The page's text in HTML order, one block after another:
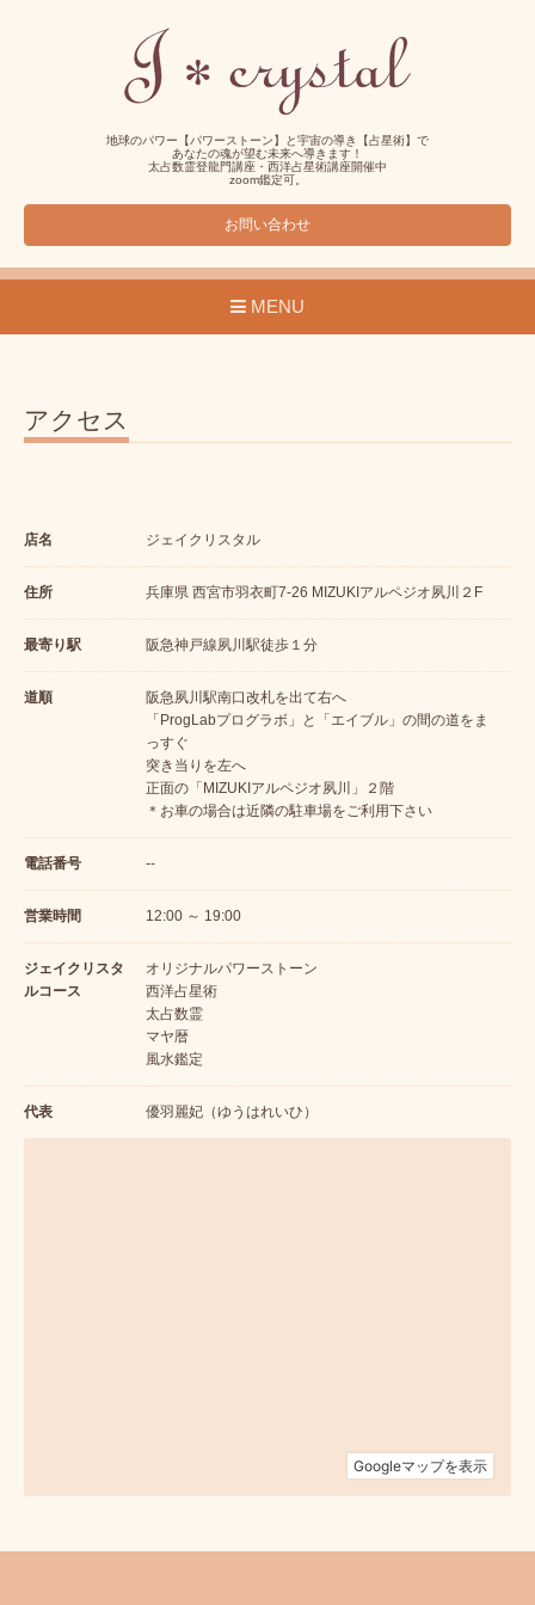
地球のパワー【パワーストーン】と宇宙の導き【占星術】で
あなたの魂が望む未来へ導きます！
太占数霊登龍門講座・西洋占星術講座開催中
zoom鑑定可。
お問い合わせ
MENU
アクセス
店名 ジェイクリスタル
住所 兵庫県 西宮市羽衣町7-26 MIZUKIアルペジオ夙川２F
最寄り駅 阪急神戸線夙川駅徒歩１分
道順
阪急夙川駅南口改札を出て右へ
「ProgLabプログラボ」と「エイブル」の間の道をま
っすぐ
突き当りを左へ
正面の「MIZUKIアルペジオ夙川」２階
＊お車の場合は近隣の駐車場をご利用下さい
電話番号 --
営業時間 12:00 ～ 19:00
ジェイクリスタ
ルコース
オリジナルパワーストーン
西洋占星術
太占数霊
マヤ暦
風水鑑定
代表 優羽麗妃（ゆうはれいひ）